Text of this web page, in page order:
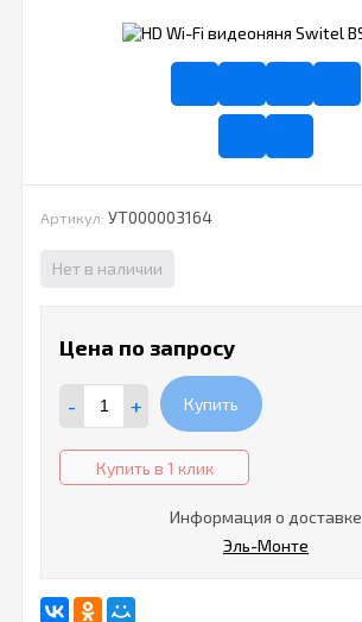
Артикул: УТ000003164
Нет в наличии
Цена по запросу
- + Купить
Купить в 1 клик
Информация о доставке
Эль-Монте